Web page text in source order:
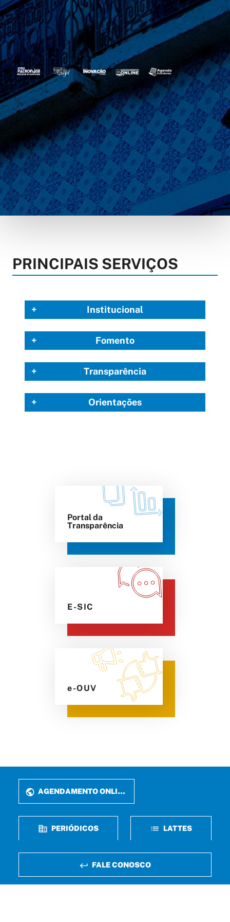
PRINCIPAIS SERVIÇOS
Institucional
Fomento
Transparência
Orientações
Portal da
Transparência
E-SIC
e-OUV
AGENDAMENTO ONLINE
PERIÓDICOS LATTES
FALE CONOSCO